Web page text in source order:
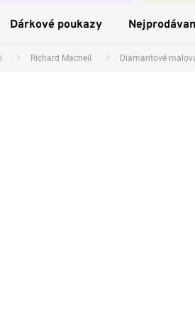
Dárkové poukazy
Richard Macneil Diamantové